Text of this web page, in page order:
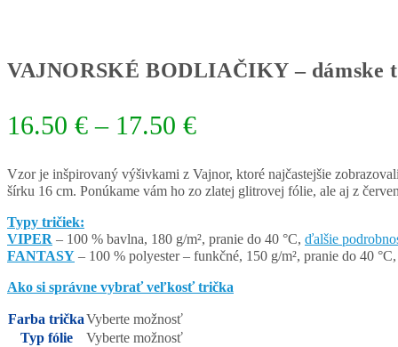
VAJNORSKÉ BODLIAČIKY –
16.50 € – 17.50 €Price
16.50 €
through
17.50 €
Vzor je inšpirovaný výšivkami z Vajnor, ktoré najčastejšie
šírku 16 cm. Ponúkame vám ho zo zlatej glitrovej fólie, ale aj z
Typy tričiek:
VIPER – 100 % bavlna, 180 g/m², pranie do 40 °C, ďalšie
FANTASY – 100 % polyester – funkčné, 150 g/m², pranie do 40
Ako si správne vybrať veľkosť trička
Farba tričkaVyberte možnosť
Typ fólie
Vyberte možnosť